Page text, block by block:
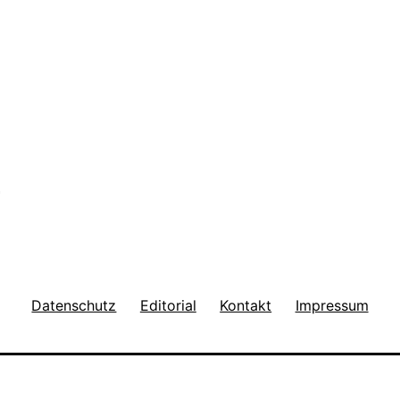
Datenschutz Editorial Kontakt Impressum